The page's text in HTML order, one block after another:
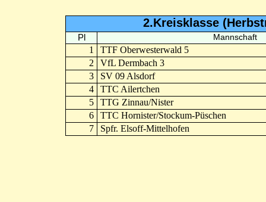
2.Kreisklasse
Pl Mannschaft
1
TTF Oberwesterwald 5
2
VfL Dermbach 3
3
SV 09 Alsdorf
4
TTC Ailertchen
5
TTG Zinnau/Nister
6
TTC Hornister/Stockum-Püschen
7
Spfr. Elsoff-Mittelhofen